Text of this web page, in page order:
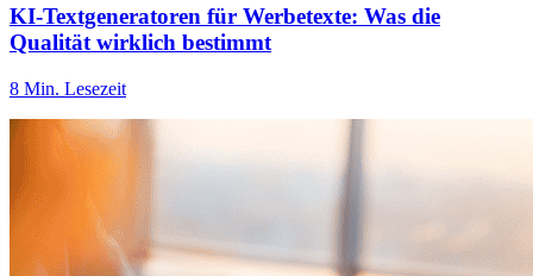
KI-Textgeneratoren für Werbetexte: Was die
Qualität wirklich bestimmt
8 Min. Lesezeit